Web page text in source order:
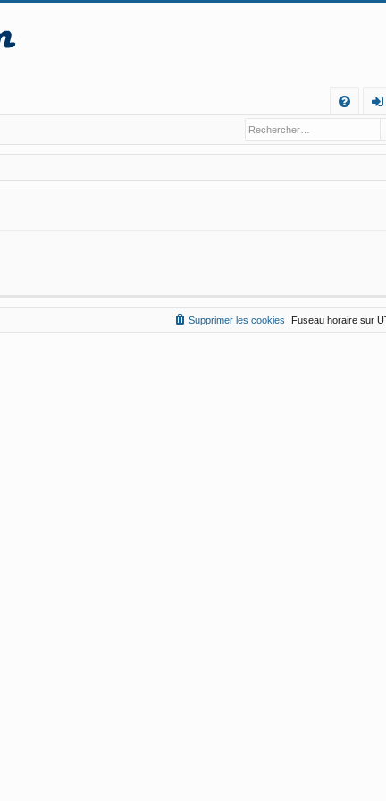
Q
n
ne
Fuseau horaire sur
Supprimer les cookies